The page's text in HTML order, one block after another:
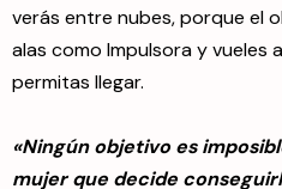
verás entre nubes, porque el
alas como Impulsora y
permitas llegar.
«Ningún objetivo es
mujer que decide